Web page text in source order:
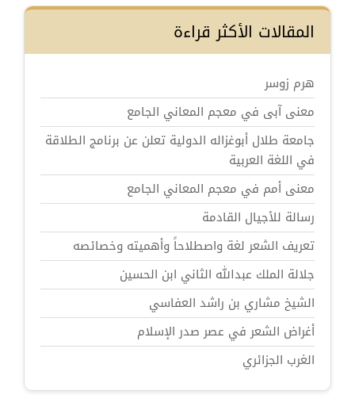
المقالات الأكثر قراءة
هرم زوسر
معنى آبى في معجم المعاني الجامع
جامعة طلال أبوغزاله الدولية تعلن عن برنامج الطلاقة
في اللغة العربية
معنى أمم في معجم المعاني الجامع
رسالة للأجيال القادمة
تعريف الشعر لغة واصطلاحاً وأهميته وخصائصه
جلالة الملك عبدالله الثاني ابن الحسين
الشيخ مشاري بن راشد العفاسي
أغراض الشعر في عصر صدر الإسلام
الغرب الجزائري